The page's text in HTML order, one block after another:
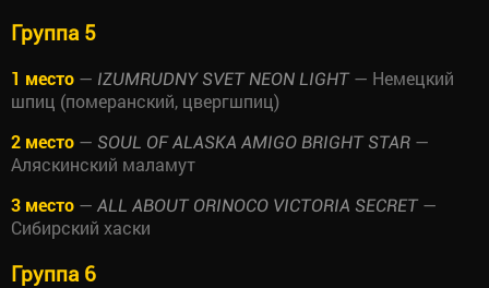
Группа 5
1 место — IZUMRUDNY SVET NEON LIGHT— Немецкий
шпиц (померанский, цвергшпиц)
2 место — SOUL OF ALASKA AMIGO BRIGHT STAR —
Аляскинский маламут
3 место — ALL ABOUT ORINOCO VICTORIA SECRET—
Сибирский хаски
Группа 6